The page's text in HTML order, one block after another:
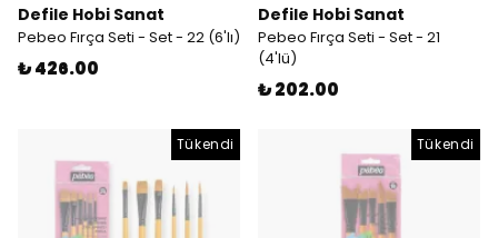
Defile Hobi Sanat
Pebeo Fırça Seti - Set - 22 (6'lı)
₺ 426.00
Defile Hobi Sanat
Pebeo Fırça Seti - Set - 21
(4'lü)
₺ 202.00
Tükendi Tükendi